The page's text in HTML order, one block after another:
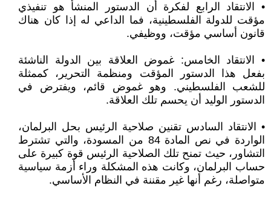
• الانتقاد الرابع لفكرة أن الدستور المنشأ هو تنفيذي
مؤقت للدولة الفلسطينية، فما الداعي له إذا كان هناك
قانون أساسي مؤقت، ووظيفي.
• الانتقاد الخامس: غموض العلاقة بين الدولة الناشئة
بفعل هذا الدستور المؤقت ومنظمة التحرير، كممثلة
للشعب الفلسطيني. وهو غموض قائم، ويفترض في
الدستور الوليد أن يحسم تلك العلاقة.
• الانتقاد السادس تقنين صلاحية الرئيس بحل البرلمان،
الواردة في نص المادة 84 من المسودة، والتي تشترط
التشاور، حيث تمنح تلك الصلاحية الرئيس قوة كبيرة على
حساب البرلمان، وكانت هذه المشكلة وراء أزمة سياسية
متواصلة، رغم أنها غير مقننة في النظام الأساسي.